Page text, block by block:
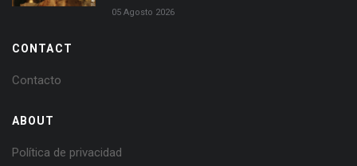
05 Agosto 2026
CONTACT
Contacto
ABOUT
Política de privacidad